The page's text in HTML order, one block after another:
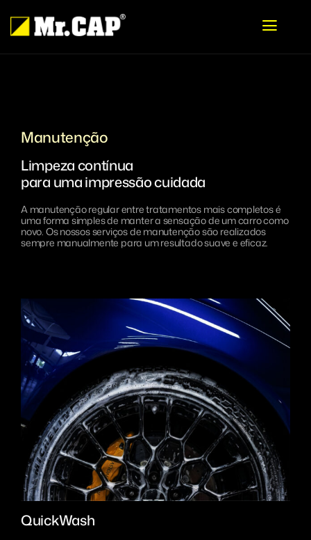
Interior
Manutenção
Recondicionamento
Saneamento
MrCAP Jönköping
MrCAP Borås Viared
MrCAP Gotemburgo Sisjön
MrCAP Sundsvall
MrCAP Värnamo Bredasten
MrCAP Värnamo Margaretelund
MrCAP Aveiro
MrCAP Penafiel
MrCAP Lisboa
Sobre nós
Sobre nós
Trabalhe connosco
Franchise
Português
Eesti
Português
Manutenção
Limpeza contínua
para uma impressão cuidada
A manutenção regular entre tratamentos mais completos é
uma forma simples de manter a sensação de um carro como
novo. Os nossos serviços de manutenção são realizados
sempre manualmente para um resultado suave e eficaz.
QuickWash